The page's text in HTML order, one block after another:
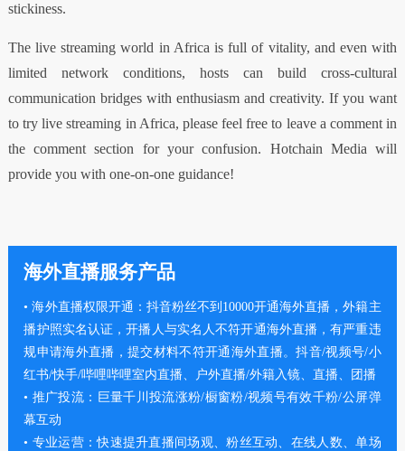
stickiness.
The live streaming world in Africa is full of vitality, and even with
limited network conditions, hosts can build cross-cultural
communication bridges with enthusiasm and creativity. If you want
to try live streaming in Africa, please feel free to leave a comment in
the comment section for your confusion. Hotchain Media will
provide you with one-on-one guidance!
海外直播服务产品
• 海外直播权限开通：抖音粉丝不到10000开通海外直播，外籍主
播护照实名认证，开播人与实名人不符开通海外直播，有严重违
规申请海外直播，提交材料不符开通海外直播。抖音/视频号/小
红书/快手/哔哩哔哩室内直播、户外直播/外籍入镜、直播、团播
• 推广投流：巨量千川投流涨粉/橱窗粉/视频号有效千粉/公屏弹
幕互动
• 专业运营：快速提升直播间场观、粉丝互动、在线人数、单场